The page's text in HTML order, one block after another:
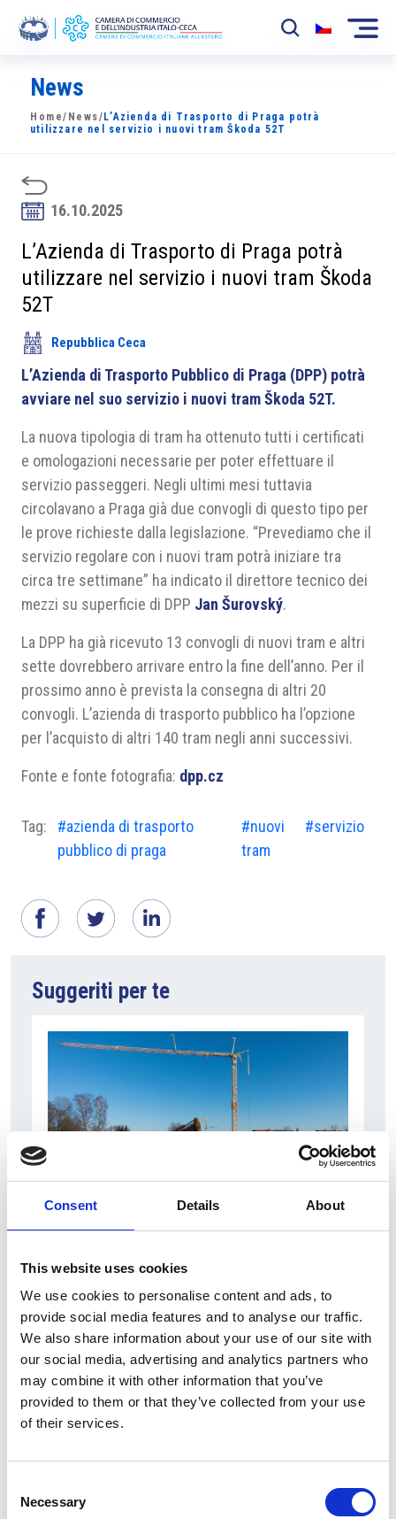
Consent Details About
This website uses cookies
We use cookies to personalise content and ads, to
provide social media features and to analyse our traffic.
We also share information about your use of our site with
our social media, advertising and analytics partners who
may combine it with other information that you’ve
provided to them or that they’ve collected from your use
of their services.
Selection
Necessary
La Camera
News
Sviluppo Mercato
Soci
Partner
Area riservata
News
Home/ News/ L’Azienda di Trasporto di Praga potrà
utilizzare nel servizio i nuovi tram Škoda 52T
16.10.2025
L’Azienda di Trasporto di Praga potrà
utilizzare nel servizio i nuovi tram Škoda
52T
Repubblica Ceca
L’Azienda di Trasporto Pubblico di Praga (DPP) potrà
avviare nel suo servizio i nuovi tram Škoda 52T.
La nuova tipologia di tram ha ottenuto tutti i certificati
e omologazioni necessarie per poter effettuare il
servizio passeggeri. Negli ultimi mesi tuttavia
circolavano a Praga già due convogli di questo tipo per
le prove richieste dalla legislazione. “Prevediamo che il
servizio regolare con i nuovi tram potrà iniziare tra
circa tre settimane” ha indicato il direttore tecnico dei
mezzi su superficie di DPP Jan Šurovský.
La DPP ha già ricevuto 13 convogli di nuovi tram e altri
sette dovrebbero arrivare entro la fine dell’anno. Per il
prossimo anno è prevista la consegna di altri 20
convogli. L’azienda di trasporto pubblico ha l’opzione
per l’acquisto di altri 140 tram negli anni successivi.
Fonte e fonte fotografia: dpp.cz
Tag:
#azienda di trasporto
pubblico di praga
#nuovi
tram
#servizio
Suggeriti per te
costruzione di nuove abitazioni
Repubblica Ceca